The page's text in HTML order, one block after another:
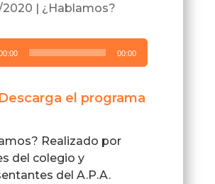
| ¿Hablamos?
00:00
Descarga el programa
Realizado por
del colegio y
del A.P.A.